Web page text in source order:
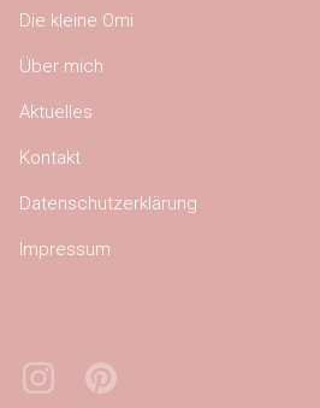
Die kleine Omi
Über mich
Aktuelles
Kontakt
Datenschutzerklärung
Impressum
InstagramPinterest